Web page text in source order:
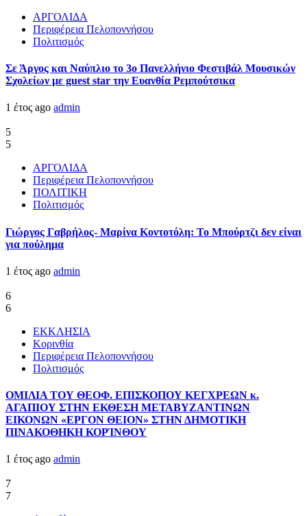
ΑΡΓΟΛΙΔΑ
Περιφέρεια Πελοποννήσου
Πολιτισμός
Σε Άργος και Ναύπλιο το 3ο Πανελλήνιο Φεστιβάλ Μουσικών
Σχολείων με guest star την Ευανθία Ρεμπούτσικα
1 έτος ago admin
5
5
ΑΡΓΟΛΙΔΑ
Περιφέρεια Πελοποννήσου
ΠΟΛΙΤΙΚΗ
Πολιτισμός
Γιώργος Γαβρήλος- Μαρίνα Κοντοτόλη: Το Μπούρτζι δεν είναι
για πούλημα
1 έτος ago admin
6
6
ΕΚΚΛΗΣΙΑ
Κορινθία
Περιφέρεια Πελοποννήσου
Πολιτισμός
ΟΜΙΛΙΑ ΤΟΥ ΘΕΟΦ. ΕΠΙΣΚΟΠΟΥ ΚΕΓΧΡΕΩΝ κ.
ΑΓΑΠΙΟΥ ΣΤΗΝ ΕΚΘΕΣΗ ΜΕΤΑΒΥΖΑΝΤΙΝΩΝ
ΕΙΚΟΝΩΝ «ΕΡΓΟΝ ΘΕΙΟΝ» ΣΤΗΝ ΔΗΜΟΤΙΚΗ
ΠΙΝΑΚΟΘΗΚΗ ΚΟΡΊΝΘΟΥ
1 έτος ago admin
7
7